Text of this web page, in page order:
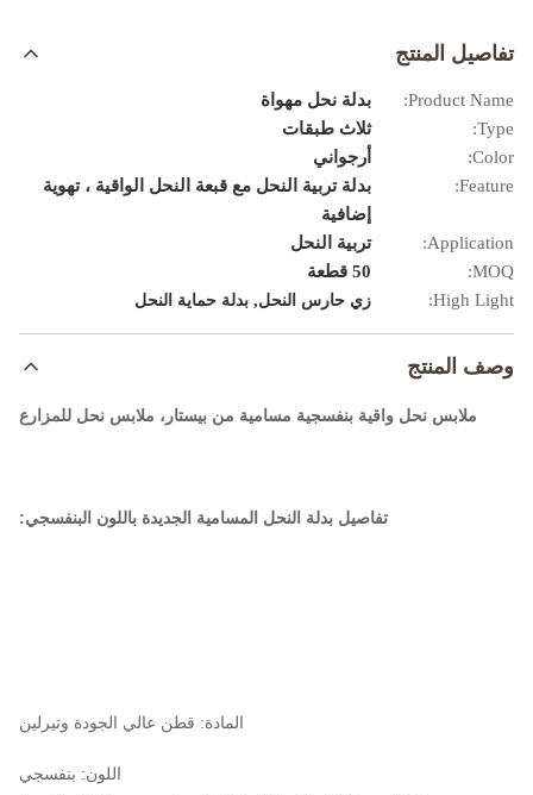
تفاصيل المنتج
Product Name:
بدلة نحل مهواة
Type:
ثلاث طبقات
Color:
أرجواني
Feature:
بدلة تربية النحل مع قبعة النحل الواقية ، تهوية
إضافية
Application:
تربية النحل
MOQ:
50 قطعة
High Light:
زي حارس النحل, بدلة حماية النحل
وصف المنتج
ملابس نحل واقية بنفسجية مسامية من بيستار، ملابس نحل للمزارع
تفاصيل بدلة النحل المسامية الجديدة باللون البنفسجي:
المادة: قطن عالي الجودة وتيرلين
اللون: بنفسجي